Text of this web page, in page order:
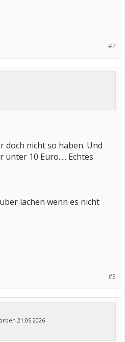
#2
doch nicht so haben. Und
10 Euro..... Echtes
lachen wenn es nicht
#3
21.05.2026